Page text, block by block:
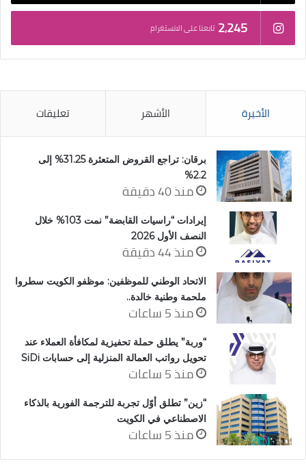
2٬245 تابعنا على الانستغرام
الأخيرة الأشهر تعليقات
برقان: تراجع القروض المتعثرة 31.25% إلى
2.2%
منذ 40 دقيقة
إيرادات “راسيات القابضة” نمت 103% خلال
النصف الأول 2026
منذ 44 دقيقة
الاتحاد الوطني للموظفين: موظفو الكويت سطروا
ملحمة وطنية خالدة..
منذ 5 ساعات
“وربة” يطلق حملة تحفيزية لمكافأة العملاء عند
تحويل رواتب العمالة المنزلية إلى حسابات SiDi
منذ 5 ساعات
“زين” تطلق أوّل تجربة للترجمة الفورية بالذكاء
الاصطناعي في الكويت
منذ 5 ساعات